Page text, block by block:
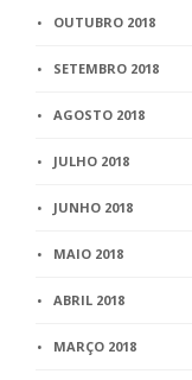
OUTUBRO 2018
SETEMBRO 2018
AGOSTO 2018
JULHO 2018
JUNHO 2018
MAIO 2018
ABRIL 2018
MARÇO 2018